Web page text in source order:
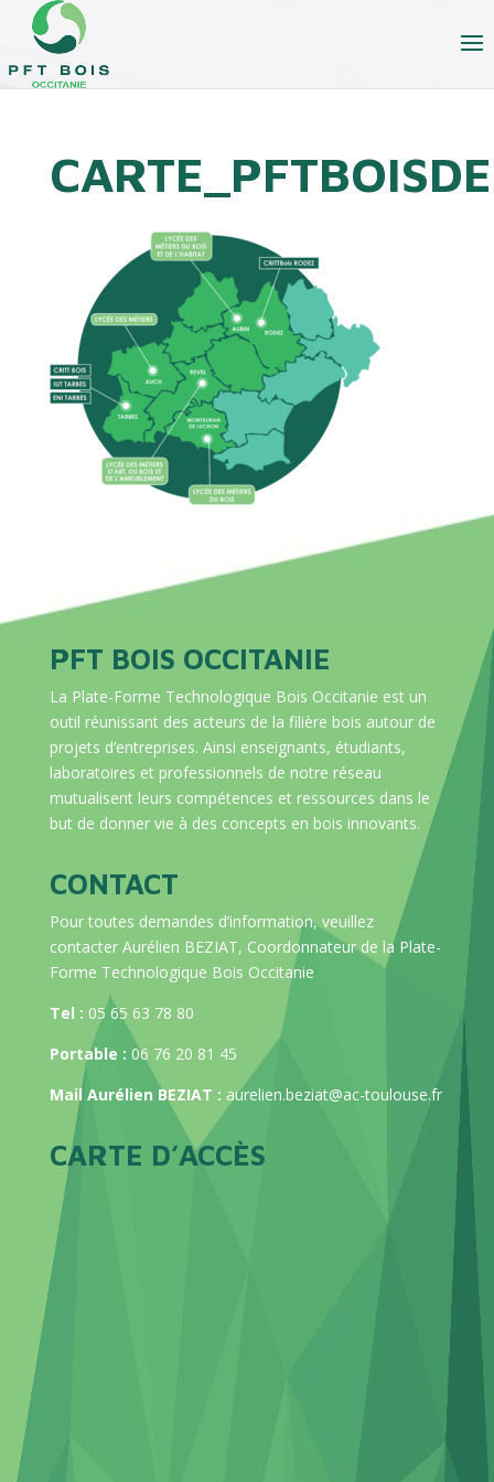
PFT BOIS OCCITANIE
La Plate-Forme Technologique Bois Occitanie est un
outil réunissant des acteurs de la filière bois autour de
projets d’entreprises. Ainsi enseignants, étudiants,
laboratoires et professionnels de notre réseau
mutualisent leurs compétences et ressources dans le
but de donner vie à des concepts en bois innovants.
CONTACT
Pour toutes demandes d’information, veuillez
contacter Aurélien BEZIAT, Coordonnateur de la Plate-
Forme Technologique Bois Occitanie
Tel : 05 65 63 78 80
Portable : 06 76 20 81 45
Mail Aurélien BEZIAT : aurelien.beziat@ac-toulouse.fr
CARTE D’ACCÈS